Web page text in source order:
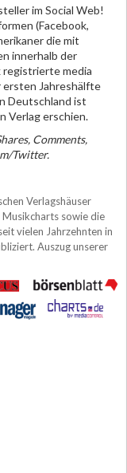
im Social Web!
(Facebook,
die mit
innerhalb der
registrierte media
ersten Jahreshälfte
Deutschland ist
Verlag erschien.
Comments,
Twitter.
Verlagshäuser
sowie die
vielen Jahrzehnten in
Auszug unserer